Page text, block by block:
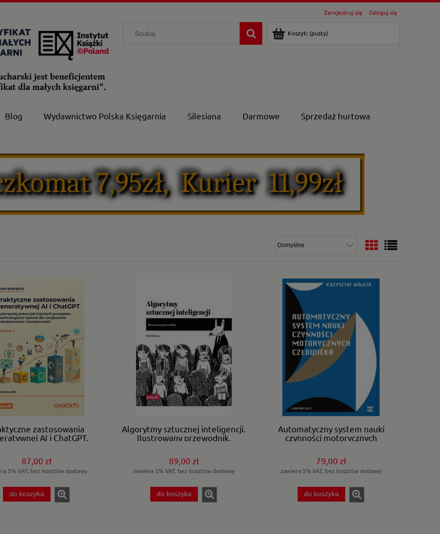
Zarejestruj się Zaloguj się
Koszyk: (pusty)
Blog Wydawnictwo Polska Księgarnia Silesiana Darmowe Sprzedaż hurtowa
zastosowania
AI i ChatGPT.
dla zwiększenia
i kreatywności.
87,00 zł
5% VAT, bez kosztów dostawy
do koszyka
Algorytmy sztucznej inteligencji.
Ilustrowany przewodnik.
89,00 zł
zawiera 5% VAT, bez kosztów dostawy
do koszyka
Automatyczny system nauki
czynności motorycznych
79,00 zł
zawiera 5% VAT, bez kosztów dostawy
do koszyka